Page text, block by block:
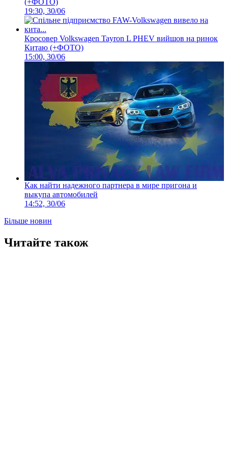
(+ФОТО)
19:30, 30/06
Кросовер Volkswagen Tayron L PHEV вийшов на ринок
Китаю (+ФОТО)
15:00, 30/06
Как найти надежного партнера в мире пригона и
выкупа автомобилей
14:52, 30/06
Більше новин
Читайте також